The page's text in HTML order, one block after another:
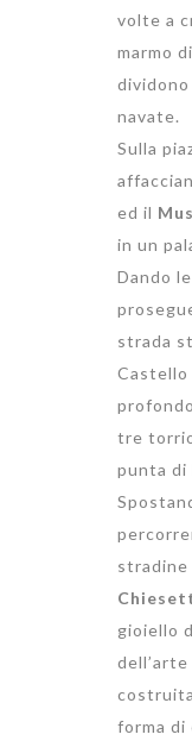
volte a
marmo
dividono
navate.
Sulla
ed il
in un
Dando
strada
Castello
tre
punta di
stradine
gioiello
forma di